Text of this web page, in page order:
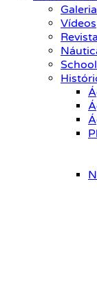
Galeria
Vídeos